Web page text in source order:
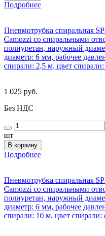
Подробнее
Пневмотрубка спиральная
Camozzi со спиральными
полиуретан, наружный
диаметр: 6 мм, рабочее
спирали: 2,5 м, цвет
1 025 руб.
Без НДС
шт
В корзину
Подробнее
Пневмотрубка спиральная
Camozzi со спиральными
полиуретан, наружный
диаметр: 6 мм, рабочее
спирали: 10 м, цвет спирали: